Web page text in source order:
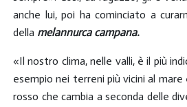
anche lui, poi ha cominciato a
della melannurca campana.
«Il nostro clima, nelle valli, è il più
esempio nei terreni più vicini al
rosso che cambia a seconda delle